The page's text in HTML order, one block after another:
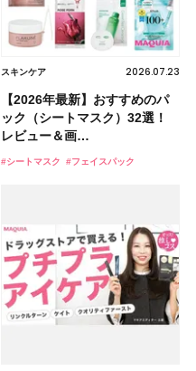
スキンケア 2026.07.23
【2026年最新】おすすめのパ
ック（シートマスク）32選！
レビュー＆画…
#シートマスク #フェイスパック